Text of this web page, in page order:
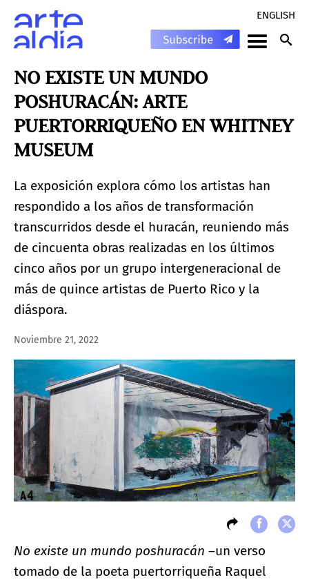
ENGLISH
NO EXISTE UN MUNDO
POSHURACÁN: ARTE
PUERTORRIQUEÑO EN WHITNEY
MUSEUM
La exposición explora cómo los artistas han
respondido a los años de transformación
transcurridos desde el huracán, reuniendo más
de cincuenta obras realizadas en los últimos
cinco años por un grupo intergeneracional de
más de quince artistas de Puerto Rico y la
diáspora.
Noviembre 21, 2022
No existe un mundo poshuracán –un verso
tomado de la poeta puertorriqueña Raquel